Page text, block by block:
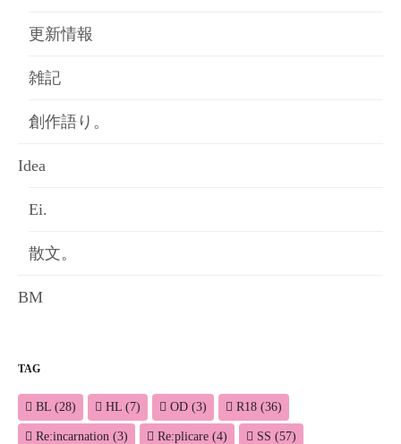
更新情報
雑記
創作語り。
Idea
Ei.
散文。
BM
TAG
BL (28) HL (7) OD (3) R18 (36)
Re:incarnation (3) Re:plicare (4) SS (57)